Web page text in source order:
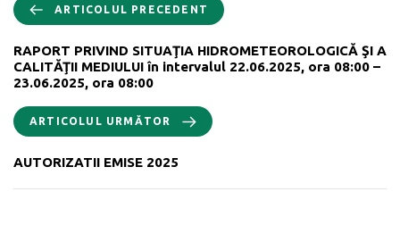
ARTICOLUL PRECEDENT
RAPORT PRIVIND SITUAŢIA HIDROMETEOROLOGICĂ ŞI A
CALITĂŢII MEDIULUI în intervalul 22.06.2025, ora 08:00 –
23.06.2025, ora 08:00
ARTICOLUL URMĂTOR
AUTORIZATII EMISE 2025